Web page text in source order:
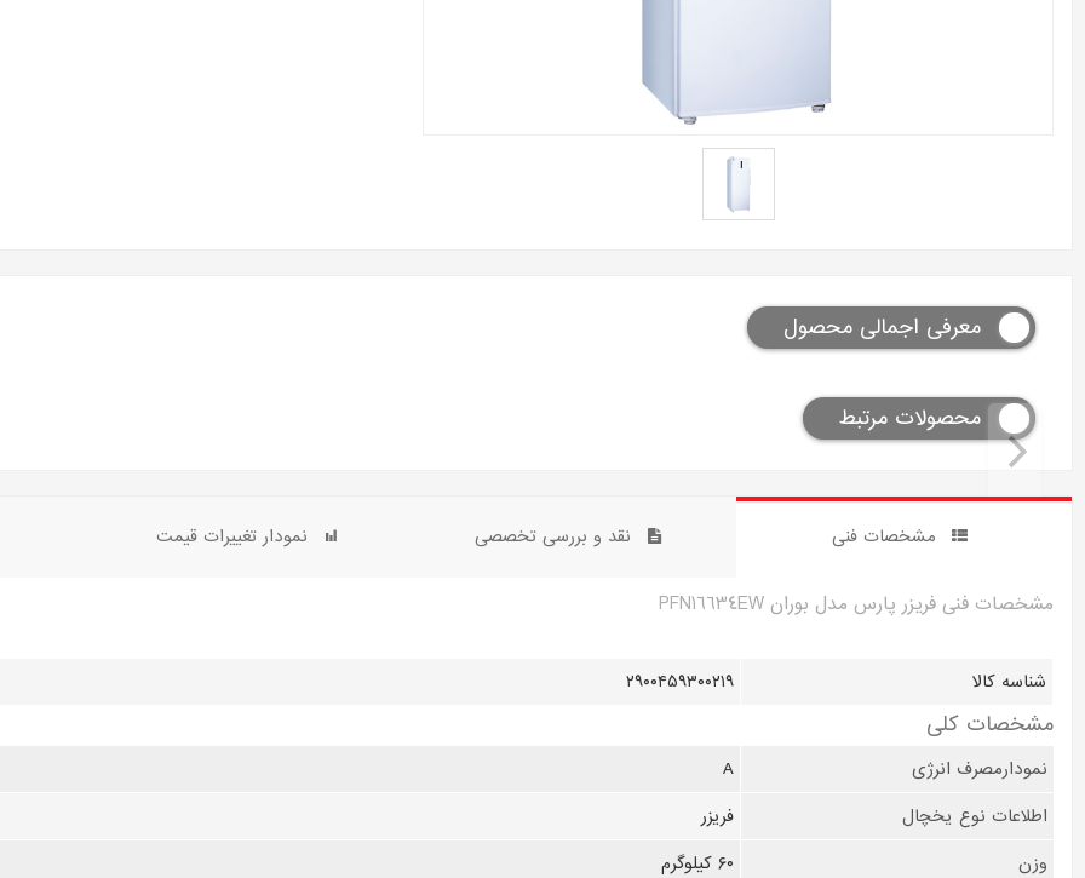
معرفی اجمالی محصول
محصولات مرتبط
مشخصات فنی نقد و بررسی تخصصی نمودار تغییرات قیمت
مشخصات فنی فریزر پارس مدل بوران PFN16634EW
شناسه کالا ۲۹۰۰۴۵۹۳۰۰۲۱۹
مشخصات کلی
نمودارمصرف انرژی
A
اطلاعات نوع یخچال
فریزر
وزن
۶۰ کیلوگرم